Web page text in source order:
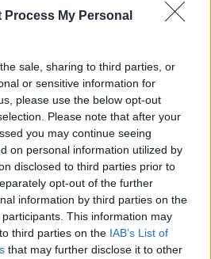
Process My Personal
sale, sharing to third parties, or
or sensitive information for
please use the below opt-out
Please note that after your
you may continue seeing
on personal information utilized by
disclosed to third parties prior to
opt-out of the further
information by third parties on the
participants. This information may
third parties on the IAB’s List of
that may further disclose it to other